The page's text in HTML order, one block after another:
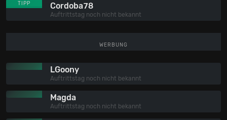
TIPP Cordoba78
Auftrittstag noch nicht bekannt
WERBUNG
LGoony
Auftrittstag noch nicht bekannt
Magda
Auftrittstag noch nicht bekannt